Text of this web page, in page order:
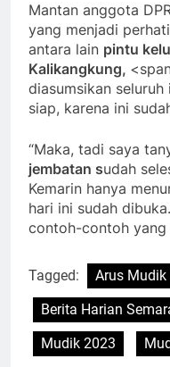
Mantan anggota
yang menjadi
antara lain pintu
Kalikangkung,
diasumsikan
siap, karena ini
“Maka, tadi saya
jembatan sudah
Kemarin hanya
hari ini sudah
contoh-contoh yang
Tagged: Arus Mudik
Berita Harian
Mudik 2023